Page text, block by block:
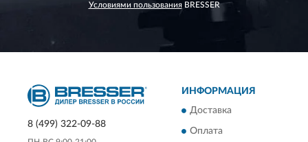
Условиями пользованияBRESSER
8 (499) 322-09-88
ИНФОРМАЦИЯ
Доставка
Оплата